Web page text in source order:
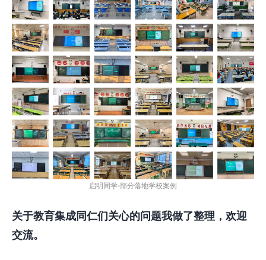
启明同学-部分落地学校案例
关于教育集成同仁们关心的问题我做了整理，欢迎
交流。